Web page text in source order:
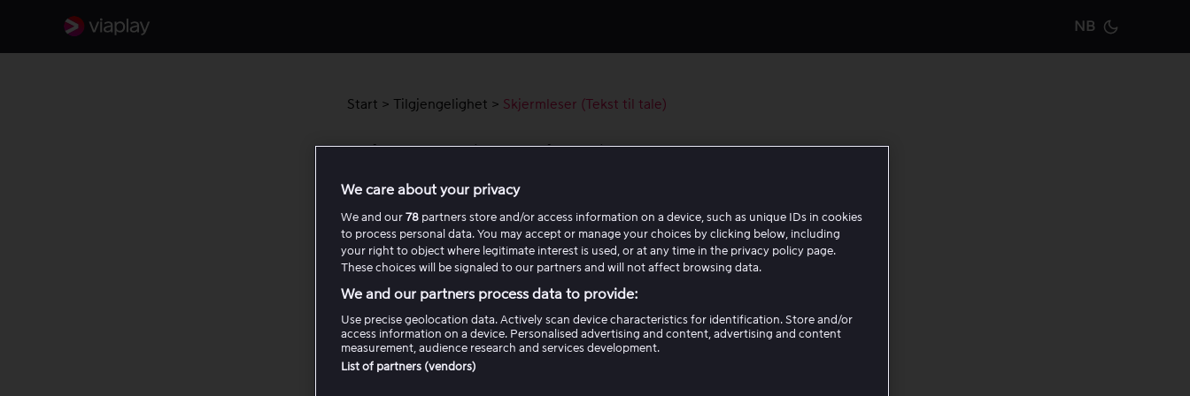
NB
Start > Tilgjengelighet > Skjermleser (Tekst til tale)
som hjelper personer med syns- og andre funksjonsnedsettelser med å
navigere tjenesten.
På nettet er Viaplay kompatibel med skjermlesere som
I mobilapper støtter ViaplayVoiceOver(iOS) ogTalkBack(Android).
Vi følger tilgjengelighetsstandarder for å sikre at alle menyer,
We care about your privacy
We and our 78 partners store and/or access information on a device, such as unique IDs in cookies
to process personal data. You may accept or manage your choices by clicking below, including
your right to object where legitimate interest is used, or at any time in the privacy policy page.
These choices will be signaled to our partners and will not affect browsing data.
We and our partners process data to provide:
Use precise geolocation data. Actively scan device characteristics for identification. Store and/or
access information on a device. Personalised advertising and content, advertising and content
measurement, audience research and services development.
List of partners (vendors)